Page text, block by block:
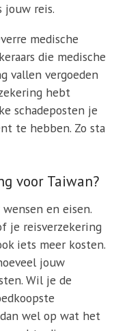
jouw reis.
medische
die medische
vallen vergoeden
hebt
schadeposten je
te hebben. Zo sta
voor Taiwan?
en eisen.
je reisverzekering
iets meer kosten.
jouw
Wil je de
wel op wat het